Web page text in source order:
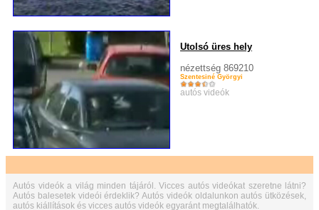
Utolsó üres hely
nézettség 869210
Szentesiné Györgyi
autós videók
Autós videók a világ minden tájáról. Vicces autós videókat szeretne látni?
Autós balesetek videói érdeklik? Autós videók oldalunkon autós ütközések,
autós kiállítások és vicces autós videók egyaránt megtalálhatók.